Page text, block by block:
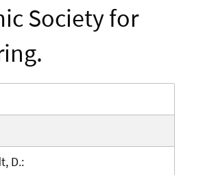
Society for
D.: